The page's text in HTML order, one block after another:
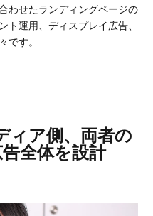
わせたランディングページの
ト運用、ディスプレイ広告、
です。
ィア側、両者の
全体を設計